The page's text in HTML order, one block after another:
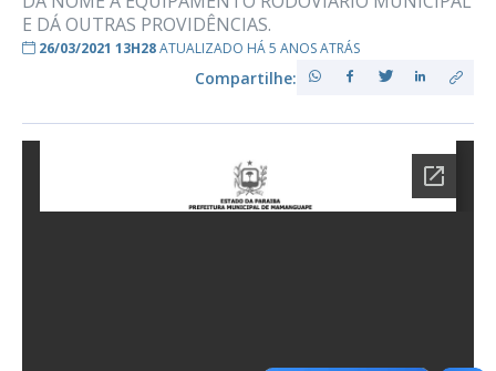
E DÁ OUTRAS PROVIDÊNCIAS.
26/03/2021 13H28ATUALIZADO HÁ 5 ANOS ATRÁS
Compartilhe: